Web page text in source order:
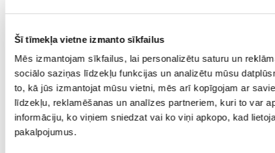
Šī tīmekļa vietne izmanto sīkfailus
Mēs izmantojam sīkfailus, lai personalizētu saturu un
sociālo saziņas līdzekļu funkcijas un analizētu mūsu
to, kā jūs izmantojat mūsu vietni, mēs arī kopīgojam ar
līdzekļu, reklamēšanas un analīzes partneriem, kuri to var
informāciju, ko viņiem sniedzat vai ko viņi apkopo, kad
pakalpojumus.